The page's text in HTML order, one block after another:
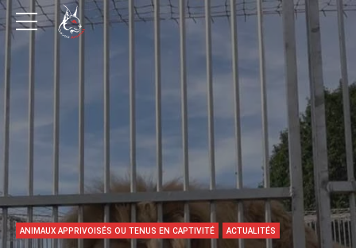
ANIMAUX APPRIVOISÉS OU TENUS EN CAPTIVITÉ ACTUALITÉS